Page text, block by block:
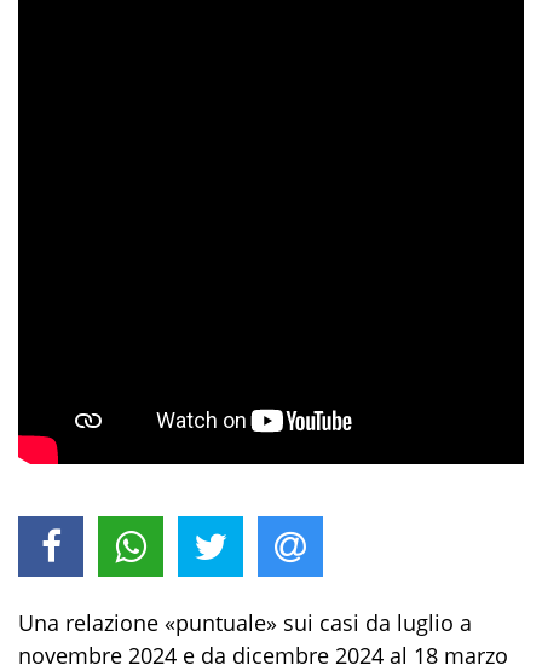
Una relazione «puntuale» sui casi da luglio a
novembre 2024 e da dicembre 2024 al 18 marzo